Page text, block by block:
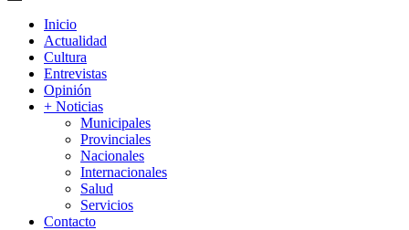
Primary
Inicio
Actualidad
Cultura
Entrevistas
Opinión
+ Noticias
Municipales
Provinciales
Nacionales
Internacionales
Salud
Servicios
Contacto